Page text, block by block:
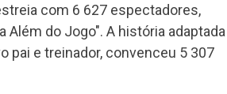
com 6 627 espectadores,
Além do Jogo". A história adaptada
pai e treinador, convenceu 5 307